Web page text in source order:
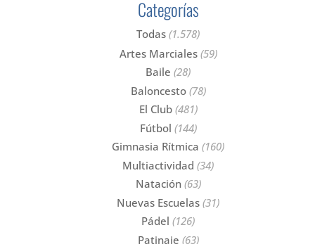
Categorías
Todas (1.578)
Artes Marciales(59)
Baile (28)
Baloncesto(78)
El Club(481)
Fútbol (144)
Gimnasia Rítmica (160)
Multiactividad (34)
Natación(63)
Nuevas Escuelas (31)
Pádel (126)
Patinaje (63)